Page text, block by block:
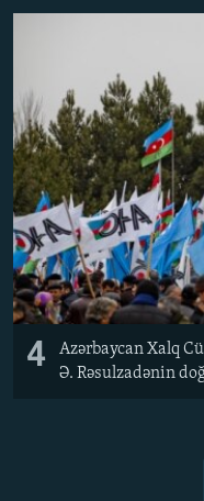
4
Azərbaycan Xalq
Ə. Rəsulzadənin